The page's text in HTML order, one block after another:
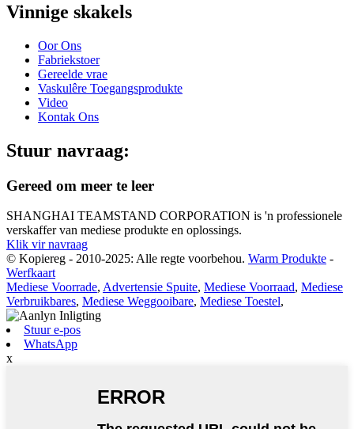
Vinnige skakels
Oor Ons
Fabriekstoer
Gereelde vrae
Vaskulêre Toegangsprodukte
Video
Kontak Ons
Stuur navraag:
Gereed om meer te leer
SHANGHAI TEAMSTAND CORPORATION is 'n professionele
verskaffer van mediese produkte en oplossings.
Klik vir navraag
© Kopiereg - 2010-2025: Alle regte voorbehou. Warm Produkte -
Werfkaart
Mediese Voorrade, Advertensie Spuite, Mediese Voorraad, Mediese
Verbruikbares, Mediese Weggooibare, Mediese Toestel,
Stuur e-pos
WhatsApp
x